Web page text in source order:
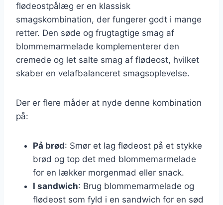
flødeostpålæg er en klassisk
smagskombination, der fungerer godt i mange
retter. Den søde og frugtagtige smag af
blommemarmelade komplementerer den
cremede og let salte smag af flødeost, hvilket
skaber en velafbalanceret smagsoplevelse.
Der er flere måder at nyde denne kombination
på:
På brød: Smør et lag flødeost på et stykke
brød og top det med blommemarmelade
for en lækker morgenmad eller snack.
I sandwich: Brug blommemarmelade og
flødeost som fyld i en sandwich for en sød